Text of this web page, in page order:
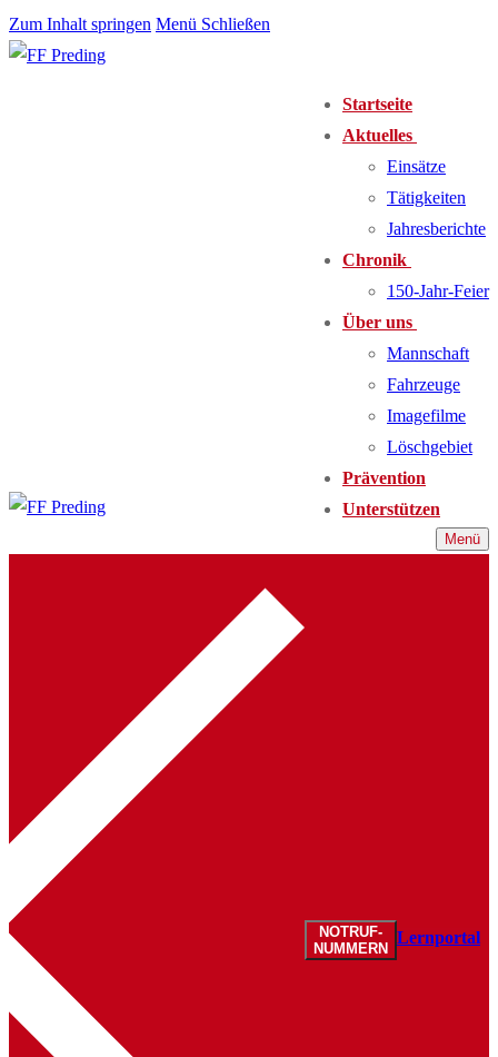
Zum Inhalt springen Menü Schließen
Startseite
Aktuelles
Einsätze
Tätigkeiten
Jahresberichte
Chronik
150-Jahr-Feier
Über uns
Mannschaft
Fahrzeuge
Imagefilme
Löschgebiet
Prävention
Unterstützen
Menü
NOTRUF-
NUMMERN
Lernportal